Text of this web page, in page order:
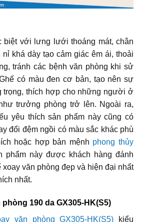
biệt với lưng lưới thoáng mát, chân
nỉ khá dày tạo cảm giác êm ái, thoải
tránh các bệnh văn phòng khi sử
có màu đen cơ bản, tạo nên sự
trọng, thích hợp cho những người ở
trưởng phòng trở lên. Ngoài ra,
yêu thích sản phẩm này cũng có
đổi đệm ngồi có màu sắc khác phù
hoặc hợp bản mệnh phong thủy
phẩm này được khách hàng đánh
xoay văn phòng đẹp và hiện đại nhất
nhất.
190 da GX305-HK(S5)
văn phòng GX305-HK(S5) kiểu